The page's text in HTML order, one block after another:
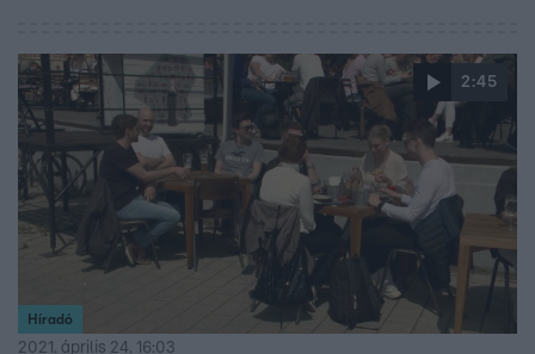
2:45
Híradó
2021. április 24. 16:03